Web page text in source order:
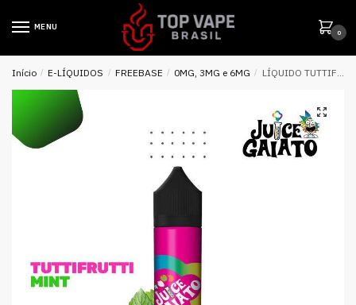
MENU
0
Início / E-LÍQUIDOS / FREEBASE / 0MG, 3MG e 6MG / LÍQUIDO TUTTIFRUTTI MINT – JUICE GAIATO